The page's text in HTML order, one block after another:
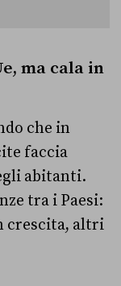
ma cala in
che in
faccia
abitanti.
tra i Paesi:
crescita, altri